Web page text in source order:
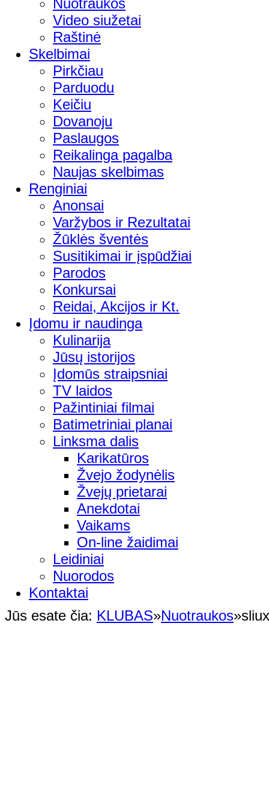
Video siužetai
Raštinė
Skelbimai
Pirkčiau
Parduodu
Keičiu
Dovanoju
Paslaugos
Reikalinga pagalba
Naujas skelbimas
Renginiai
Anonsai
Varžybos ir Rezultatai
Žūklės šventės
Susitikimai ir įspūdžiai
Parodos
Konkursai
Reidai, Akcijos ir Kt.
Įdomu ir naudinga
Kulinarija
Jūsų istorijos
Įdomūs straipsniai
TV laidos
Pažintiniai filmai
Batimetriniai planai
Linksma dalis
Karikatūros
Žvejo žodynėlis
Žvejų prietarai
Anekdotai
Vaikams
On-line žaidimai
Leidiniai
Nuorodos
Kontaktai
Jūs esate čia: KLUBAS»Nuotraukos»